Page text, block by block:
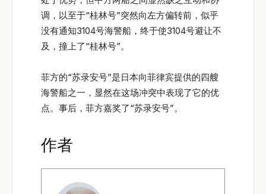
调，以至于“桂林号”突然向左方偏转前，似乎
没有通知3104号海警船，终于使3104号避让不
及，撞上了“桂林号”。
菲方的“苏录安号”是日本向菲律宾提供的四艘
海警船之一，显然在这场冲突中表现了它的优
点。事后，菲方嘉奖了“苏录安号”。
作者